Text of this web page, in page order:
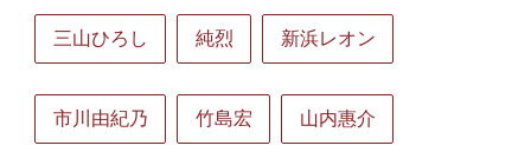
三山ひろし 純烈 新浜レオン
市川由紀乃 竹島宏 山内惠介